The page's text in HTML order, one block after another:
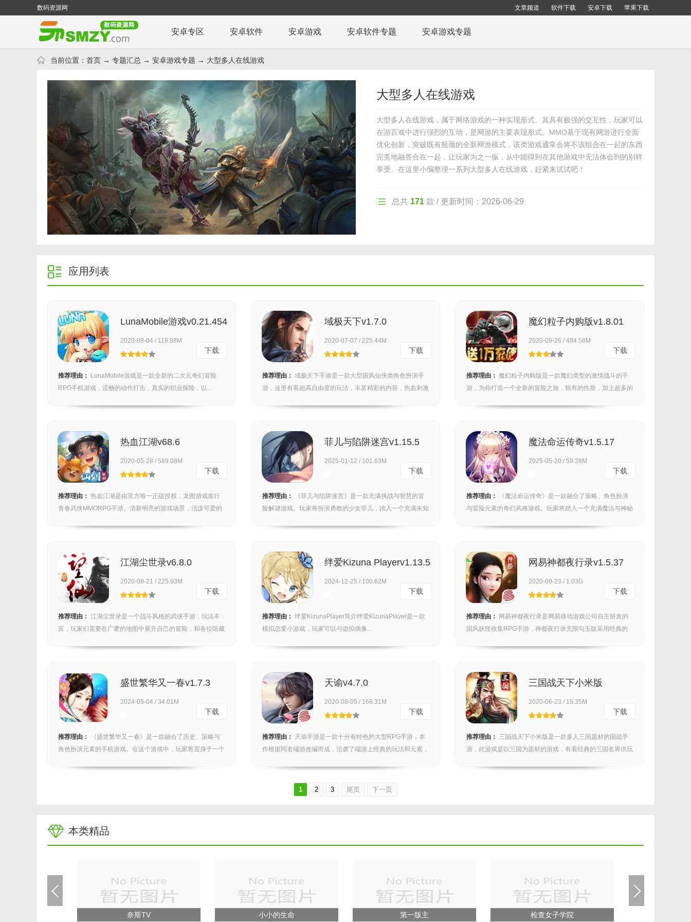
数码资源网 文章频道 软件下载 安卓下载 苹果下载
安卓专区 安卓软件 安卓游戏 安卓软件专题 安卓游戏专题
当前位置： 首页 → 专题汇总 → 安卓游戏专题 → 大型多人在线游戏
大型多人在线游戏
大型多人在线游戏，属于网络游戏的一种实现形式。其具有极强的交互性，玩家可以
在游百戏中进行强烈的互动，是网游的主要表现形式。MMO基于现有网游进行全面
优化创新，突破既有瓶颈的全新网游模式，该类游戏通常会将不该组合在一起的东西
完美地融答合在一起，让玩家为之一振，从中能得到在其他游戏中无法体会到的别样
享受。在这里小编整理一系列大型多人在线游戏，赶紧来试试吧！
总共 171 款 / 更新时间：2026-06-29
应用列表
LunaMobile游戏v0.21.454
2020-08-04 / 119.98M
下载
推荐理由：
LunaMobile游戏是一款全新的二次元奇幻冒险
RPG手机游戏，流畅的动作打击，真实的职业探险，以...
域极天下v1.7.0
2020-07-07 / 225.44M
下载
推荐理由： 域极天下手游是一款大型国风仙侠类角色扮演手
游，这里有着超高自由度的玩法，丰富精彩的内容，热血刺激
魔幻粒子内购版v1.8.01
2020-09-26 / 484.58M
下载
推荐理由： 魔幻粒子内购版是一款魔幻类型的激情战斗的手
游，为你打造一个全新的冒险之旅，独有的性质，加上超多的
热血江湖v68.6
2020-05-28 / 589.08M
下载
推荐理由： 热血江湖是由官方唯一正版授权，龙图游戏发行
青春武侠MMORPG手游。清新明亮的游戏场景，活泼可爱的
菲儿与陷阱迷宫v1.15.5
2025-01-12 / 101.63M
下载
推荐理由：
《菲儿与陷阱迷宫》是一款充满挑战与智慧的冒
险解谜游戏。玩家将扮演勇敢的少女菲儿，踏入一个充满未知
魔法命运传奇v1.5.17
2025-05-20 / 59.28M
下载
推荐理由：
《魔法命运传奇》是一款融合了策略、角色扮演
与冒险元素的奇幻风格游戏。玩家将踏入一个充满魔法与神秘
江湖尘世录v6.8.0
2020-08-21 / 225.93M
下载
推荐理由： 江湖尘世录是一个战斗风格的武侠手游，玩法丰
富，玩家们需要在广袤的地图中展开自己的冒险，和各位隐藏
绊爱Kizuna Playerv1.13.5
2024-12-25 / 100.62M
下载
推荐理由： 绊爱KizunaPlayer简介绊爱KizunaPlayer是一款
模拟恋爱小游戏，玩家可以与虚拟偶像...
网易神都夜行录v1.5.37
2020-09-23 / 1.03G
下载
推荐理由：
网易神都夜行录是网易移动游戏公司自主研发的
国风妖怪收集RPG手游，神都夜行录无限勾玉版采用经典的
盛世繁华又一春v1.7.3
2024-05-04 / 34.01M
下载
推荐理由：
《盛世繁华又一春》是一款融合了历史、策略与
角色扮演元素的手机游戏。在这个游戏中，玩家将置身于一个
天谕v4.7.0
2020-08-05 / 168.31M
下载
推荐理由： 天谕手游是一款十分有特色的大型RPG手游，本
作根据同名端游改编而成，沿袭了端游上经典的玩法和元素，
三国战天下小米版
2020-06-23 / 15.35M
下载
推荐理由： 三国战天下小米版是一款多人三国题材的国战手
游，此游戏是以三国为题材的游戏，有着经典的三国名将供玩
1 2 3 尾页 下一页
本类精品
奈斯TV 小小的生命 第一版主 检查女子学院